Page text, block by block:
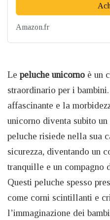
Amazon.fr
Le peluche unicorno è un
straordinario per i
affascinante e la
unicorno diventa subito
peluche risiede nella sua
sicurezza, diventando un
tranquille e un compagno
Questi peluche spesso
come corni scintillanti e
l’immaginazione dei